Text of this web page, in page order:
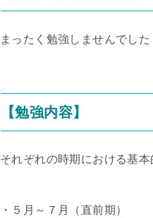
まったく勉強しませんでした
【勉強内容】
それぞれの時期における基
・５月～７月（直前期）